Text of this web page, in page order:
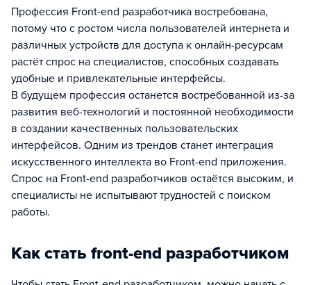
Профессия Front-end разработчика востребована,
потому что с ростом числа пользователей интернета и
различных устройств для доступа к онлайн-ресурсам
растёт спрос на специалистов, способных создавать
удобные и привлекательные интерфейсы.
В будущем профессия останется востребованной из-за
развития веб-технологий и постоянной необходимости
в создании качественных пользовательских
интерфейсов. Одним из трендов станет интеграция
искусственного интеллекта во Front-end приложения.
Спрос на Front-end разработчиков остаётся высоким, и
специалисты не испытывают трудностей с поиском
работы.
Как стать front-end разработчиком